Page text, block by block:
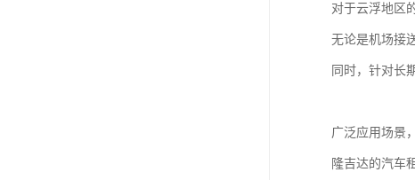
对于云浮地区
无论是机场接
同时，针对长
广泛应用场景
隆吉达的汽车